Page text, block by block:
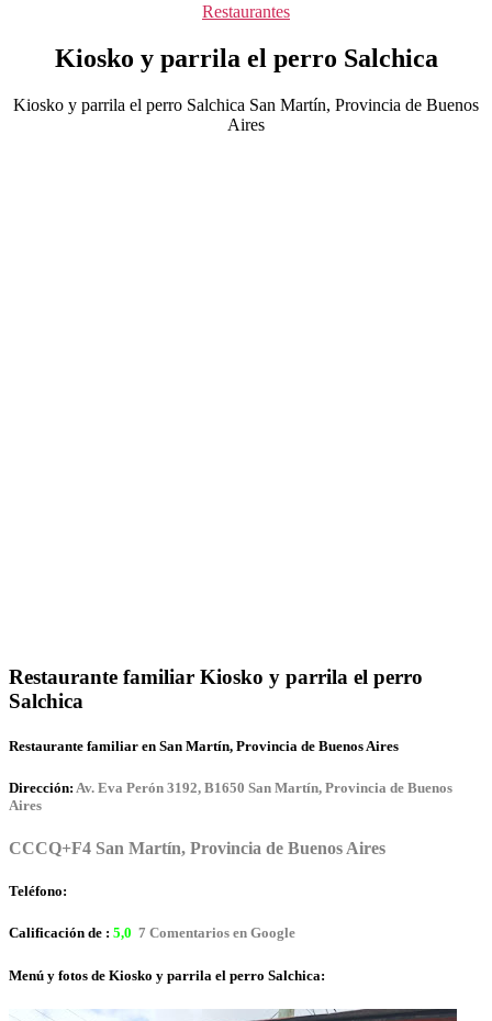
Categorías
Restaurantes
Kiosko y parrila el perro Salchica
Kiosko y parrila el perro Salchica San Martín, Provincia de Buenos
Aires
Restaurante familiar Kiosko y parrila el perro
Salchica
Restaurante familiar en San Martín, Provincia de Buenos Aires
Dirección: Av. Eva Perón 3192, B1650 San Martín, Provincia de Buenos
Aires
CCCQ+F4 San Martín, Provincia de Buenos Aires
Teléfono:
Calificación de : 5,0 7 Comentarios en Google
Menú y fotos de Kiosko y parrila el perro Salchica: